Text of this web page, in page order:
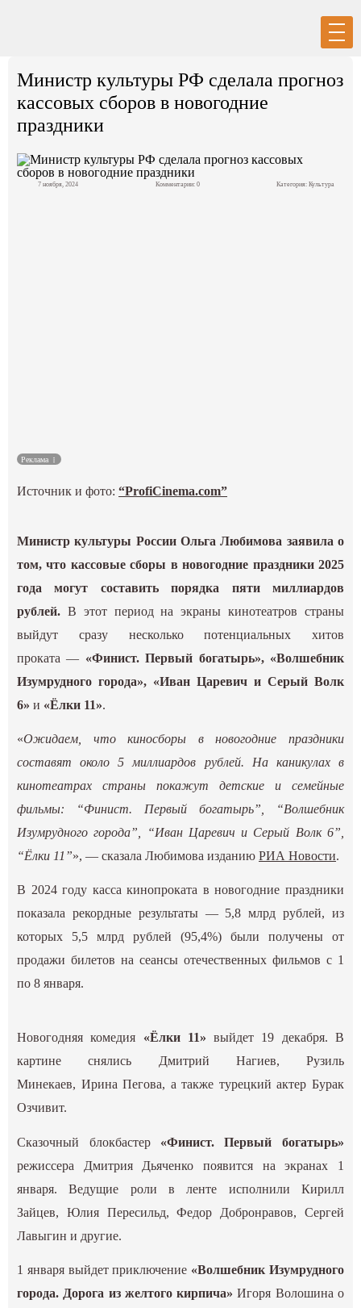
Политика
Министр культуры РФ сделала прогноз
кассовых сборов в новогодние
праздники
7 ноября, 2024 Комментарии: 0 Категория: Культура
Реклама
Источник и фото:“ProfiCinema.com”
Министр культуры России Ольга Любимова заявила о
том, что кассовые сборы в новогодние праздники 2025
года могут составить порядка пяти миллиардов
рублей. В этот период на экраны кинотеатров страны
выйдут сразу несколько потенциальных хитов
проката — «Финист. Первый богатырь», «Волшебник
Изумрудного города», «Иван Царевич и Серый Волк
6»и «Ёлки 11».
«Ожидаем, что киносборы в новогодние праздники
составят около 5 миллиардов рублей. На каникулах в
кинотеатрах страны покажут детские и семейные
фильмы: “Финист. Первый богатырь”, “Волшебник
Изумрудного города”, “Иван Царевич и Серый Волк 6”,
“Ёлки 11”», — сказала Любимова изданиюРИА Новости.
В 2024 году касса кинопроката в новогодние праздники
показала рекордные результаты — 5,8 млрд рублей, из
которых 5,5 млрд рублей (95,4%) были получены от
продажи билетов на сеансы отечественных фильмов с 1
по 8 января.
Новогодняя комедия «Ёлки 11» выйдет 19 декабря. В
картине снялись
Дмитрий Нагиев, Рузиль
Минекаев, Ирина Пегова, а также турецкий актер Бурак
Озчивит.
Сказочный блокбастер «Финист. Первый богатырь»
режиссера Дмитрия Дьяченко появится на экранах 1
января. Ведущие роли в ленте исполнили Кирилл
Зайцев, Юлия Пересильд, Федор Добронравов, Сергей
Лавыгин и другие.
1 января выйдет приключение «Волшебник Изумрудного
города. Дорога из желтого кирпича» Игоря Волошина о